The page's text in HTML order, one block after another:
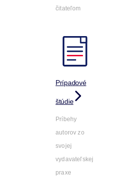
čitateľom
Prípadové
štúdie
Príbehy
autorov zo
svojej
vydavateľskej
praxe